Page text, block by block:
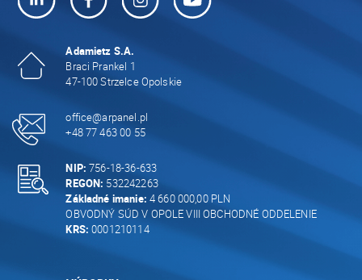
Adamietz S.A.
Braci Prankel 1
47-100 Strzelce Opolskie
office@arpanel.pl
+48 77 463 00 55
NIP: 756-18-36-633
REGON: 532242263
Základné imanie: 4 660 000,00 PLN
OBVODNÝ SÚD V OPOLE VIII OBCHODNÉ ODDELENIE
KRS: 0001210114